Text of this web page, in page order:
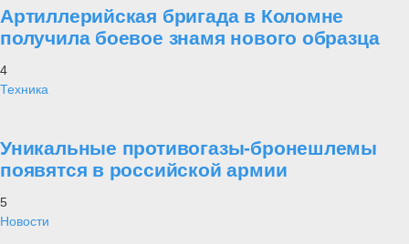
Артиллерийская бригада в Коломне
получила боевое знамя нового образца
4
Техника
Уникальные противогазы-бронешлемы
появятся в российской армии
5
Новости